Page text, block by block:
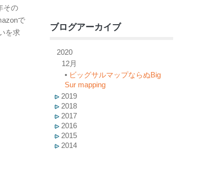
その
で
を求
ブログアーカイブ
2020
12月
• ビッグサルマップならぬBig
Sur mapping
2019
2018
2017
2016
2015
2014